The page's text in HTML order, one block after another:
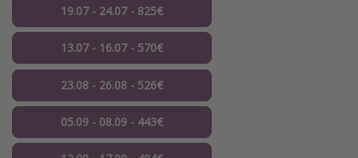
19.07 - 24.07 - 825€
13.07 - 16.07 - 570€
23.08 - 26.08 - 526€
05.09 - 08.09 - 443€